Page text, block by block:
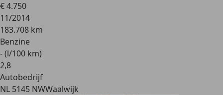
€ 4.750
11/2014
183.708 km
Benzine
- (l/100 km)
2,8
Autobedrijf
NL 5145 NWWaalwijk